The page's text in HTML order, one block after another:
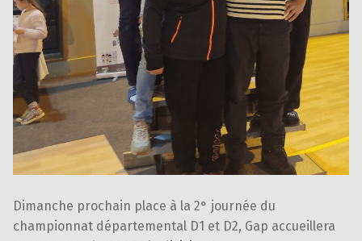
Dimanche prochain place à la 2° journée du
championnat départemental D1 et D2, Gap accueillera